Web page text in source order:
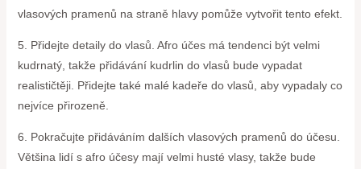
vlasových pramenů na straně hlavy pomůže vytvořit tento efekt.
5. Přidejte detaily do vlasů. Afro účes má tendenci být velmi
kudrnatý, takže přidávání kudrlin do vlasů bude vypadat
realističtěji. Přidejte také malé kadeře do vlasů, aby vypadaly co
nejvíce přirozeně.
6. Pokračujte přidáváním dalších vlasových pramenů do účesu.
Většina lidí s afro účesy mají velmi husté vlasy, takže bude